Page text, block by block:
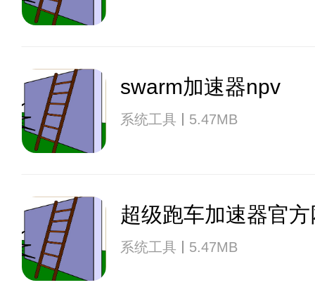
swarm加速器npv
系统工具 5.47MB
超级跑车加速器官
系统工具 5.47MB